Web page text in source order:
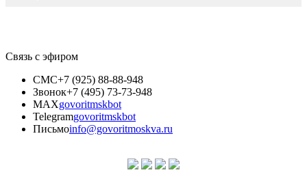
Связь с эфиром
СМС+7 (925) 88-88-948
Звонок+7 (495) 73-73-948
MAXgovoritmskbot
Telegramgovoritmskbot
Письмоinfo@govoritmoskva.ru